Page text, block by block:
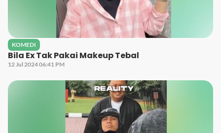
KOMEDI
Bila Ex Tak Pakai Makeup Tebal
12 Jul 2024 06:41 PM